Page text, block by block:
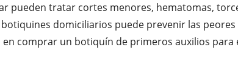
pueden tratar cortes menores, hematomas,
domiciliarios puede prevenir las
en comprar un botiquín de primeros auxilios para